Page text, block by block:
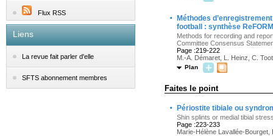
Flux RSS
Liens
La revue fait parler d'elle
SFTS abonnement membres
·
Méthodes
football : synthèse
Methods for recording and
Committee Consensus
Page :219-222
M.-A. Démaret, L. Heinz, C.
Plan
Faites le point
· Périostite tibiale ou
Shin splints or medial tibial
Page :223-233
Marie-Hélène Lavallée-